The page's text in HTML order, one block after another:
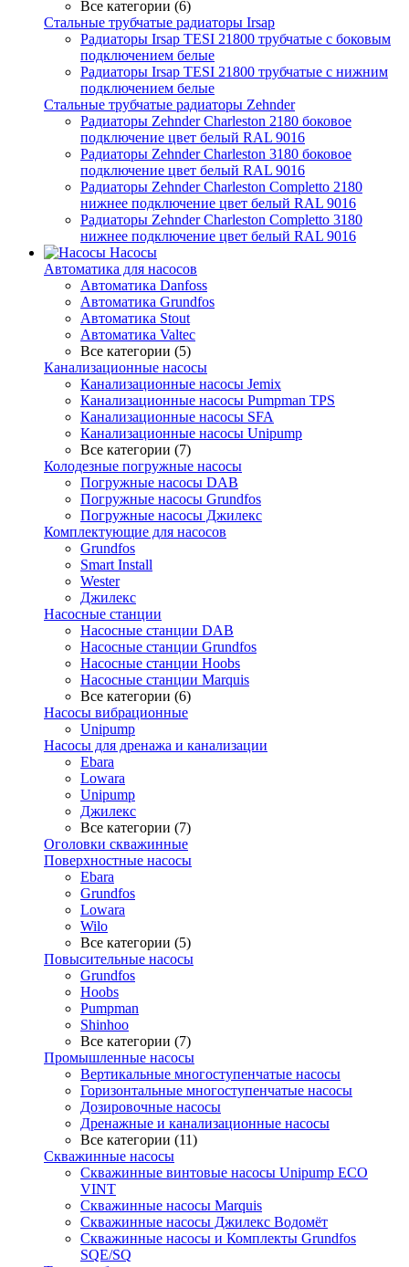
Все категории (6)
Стальные трубчатые радиаторы Irsap
Радиаторы Irsap TESI 21800 трубчатые с боковым
подключением белые
Радиаторы Irsap TESI 21800 трубчатые с нижним
подключением белые
Стальные трубчатые радиаторы Zehnder
Радиаторы Zehnder Charleston 2180 боковое
подключение цвет белый RAL 9016
Радиаторы Zehnder Charleston 3180 боковое
подключение цвет белый RAL 9016
Радиаторы Zehnder Charleston Completto 2180
нижнее подключение цвет белый RAL 9016
Радиаторы Zehnder Charleston Completto 3180
нижнее подключение цвет белый RAL 9016
Насосы
Автоматика для насосов
Автоматика Danfoss
Автоматика Grundfos
Автоматика Stout
Автоматика Valtec
Все категории (5)
Канализационные насосы
Канализационные насосы Jemix
Канализационные насосы Pumpman TPS
Канализационные насосы SFA
Канализационные насосы Unipump
Все категории (7)
Колодезные погружные насосы
Погружные насосы DAB
Погружные насосы Grundfos
Погружные насосы Джилекс
Комплектующие для насосов
Grundfos
Smart Install
Wester
Джилекс
Насосные станции
Насосные станции DAB
Насосные станции Grundfos
Насосные станции Hoobs
Насосные станции Marquis
Все категории (6)
Насосы вибрационные
Unipump
Насосы для дренажа и канализации
Ebara
Lowara
Unipump
Джилекс
Все категории (7)
Оголовки скважинные
Поверхностные насосы
Ebara
Grundfos
Lowara
Wilo
Все категории (5)
Повысительные насосы
Grundfos
Hoobs
Pumpman
Shinhoo
Все категории (7)
Промышленные насосы
Вертикальные многоступенчатые насосы
Горизонтальные многоступенчатые насосы
Дозировочные насосы
Дренажные и канализационные насосы
Все категории (11)
Скважинные насосы
Скважинные винтовые насосы Unipump ECO
VINT
Скважинные насосы Marquis
Скважинные насосы Джилекс Водомёт
Скважинные насосы и Комплекты Grundfos
SQE/SQ